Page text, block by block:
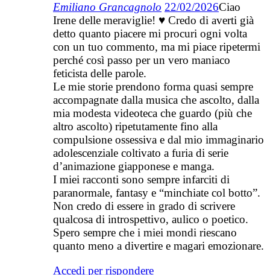
Emiliano Grancagnolo 22/02/2026Ciao
Irene delle meraviglie! ♥ Credo di averti già
detto quanto piacere mi procuri ogni volta
con un tuo commento, ma mi piace ripetermi
perché così passo per un vero maniaco
feticista delle parole.
Le mie storie prendono forma quasi sempre
accompagnate dalla musica che ascolto, dalla
mia modesta videoteca che guardo (più che
altro ascolto) ripetutamente fino alla
compulsione ossessiva e dal mio immaginario
adolescenziale coltivato a furia di serie
d’animazione giapponese e manga.
I miei racconti sono sempre infarciti di
paranormale, fantasy e “minchiate col botto”.
Non credo di essere in grado di scrivere
qualcosa di introspettivo, aulico o poetico.
Spero sempre che i miei mondi riescano
quanto meno a divertire e magari emozionare.
Accedi per rispondere